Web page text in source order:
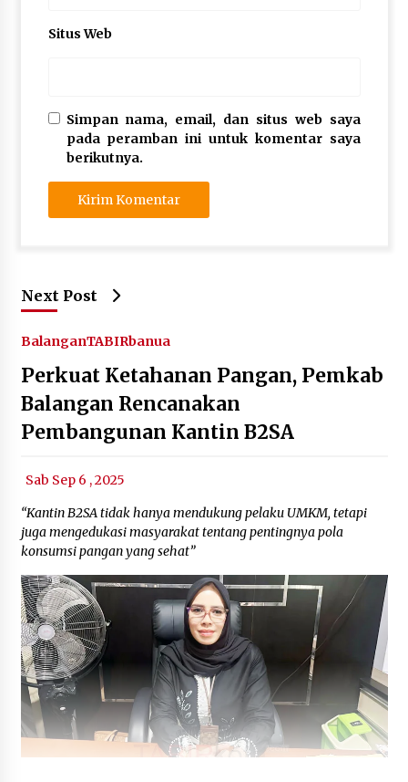
Situs Web
Simpan nama, email, dan situs web saya
pada peramban ini untuk komentar saya
berikutnya.
Next Post
BalanganTABIRbanua
Perkuat Ketahanan Pangan, Pemkab
Balangan Rencanakan
Pembangunan Kantin B2SA
Sab Sep 6 , 2025
“Kantin B2SA tidak hanya mendukung pelaku UMKM, tetapi
juga mengedukasi masyarakat tentang pentingnya pola
konsumsi pangan yang sehat”